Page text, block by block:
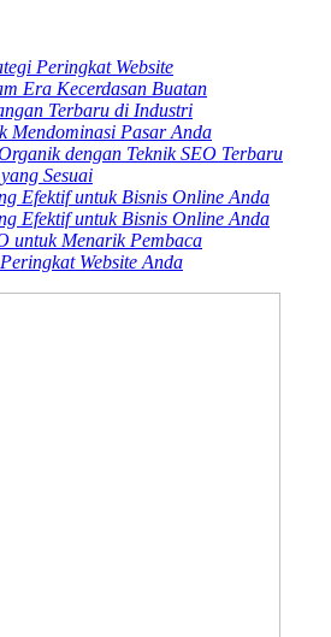
Peringkat Website
Era Kecerdasan Buatan
Terbaru di Industri
Mendominasi Pasar Anda
dengan Teknik SEO Terbaru
Sesuai
Efektif untuk Bisnis Online Anda
Efektif untuk Bisnis Online Anda
untuk Menarik Pembaca
Website Anda